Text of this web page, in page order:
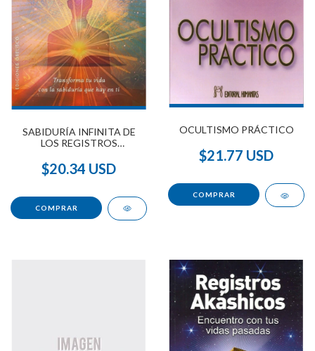
SABIDURÍA INFINITA DE
LOS REGISTROS
$20.34 USD
OCULTISMO PRÁCTICO
$21.77 USD